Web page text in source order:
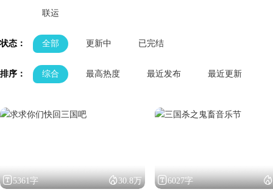
联运
状态： 全部 更新中 已完结
排序： 综合 最高热度 最近发布 最近更新
5361字 30.8万 6027字 